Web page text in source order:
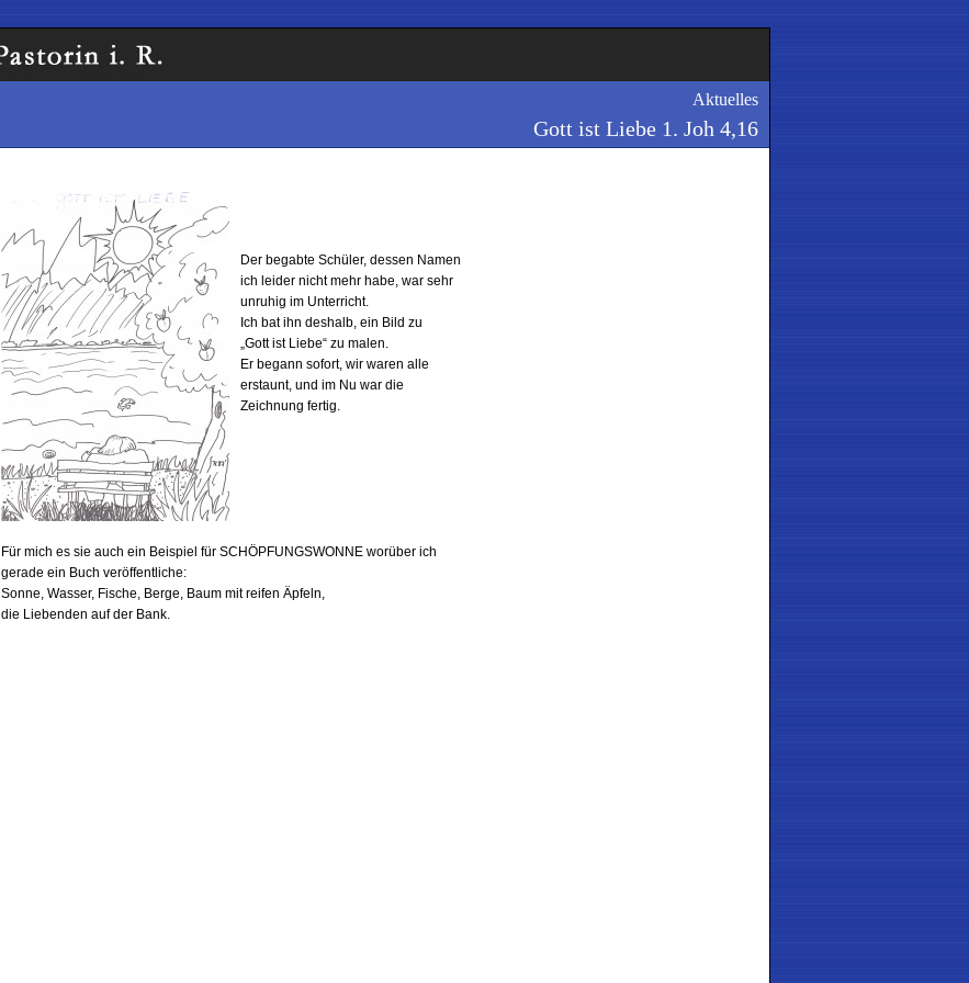
Aktuelles
Gott ist Liebe 1. Joh 4,16
Der begabte Schüler, dessen Namen
ich leider nicht mehr habe, war sehr
unruhig im Unterricht.
Ich bat ihn deshalb, ein Bild zu
„Gott ist Liebe“ zu malen.
Er begann sofort, wir waren alle
erstaunt, und im Nu war die
Zeichnung fertig.
Für mich es sie auch ein Beispiel für SCHÖPFUNGSWONNE worüber ich
gerade ein Buch veröffentliche:
Sonne, Wasser, Fische, Berge, Baum mit reifen Äpfeln,
die Liebenden auf der Bank.